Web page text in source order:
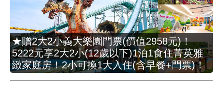
★贈2大2小義大樂園門票(價值2958元)！
5222元享2大2小(12歲以下)1泊1食住菁英雅
緻家庭房！2小可換1大入住(含早餐+門票)！